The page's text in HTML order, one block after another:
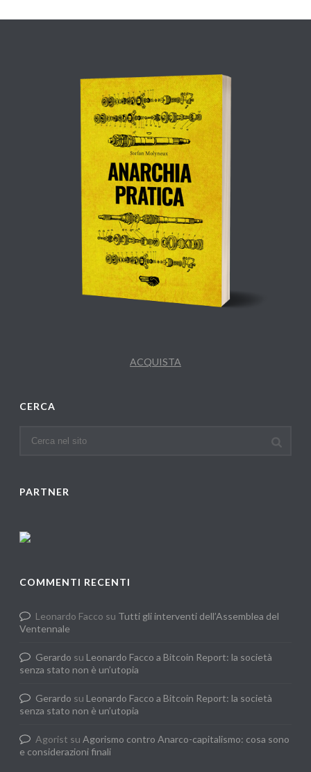
ACQUISTA
CERCA
PARTNER
COMMENTI RECENTI
Leonardo Facco su Tutti gli interventi dell’Assemblea del
Ventennale
Gerardo su Leonardo Facco a Bitcoin Report: la società
senza stato non è un’utopia
Gerardo su Leonardo Facco a Bitcoin Report: la società
senza stato non è un’utopia
Agorist suAgorismo contro Anarco-capitalismo: cosa sono
e considerazioni finali